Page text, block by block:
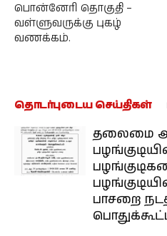
பொன்னேரி தொகுதி –
வள்ளுவருக்கு புகழ்
வணக்கம்.
தொடர்புடைய செய்திகள்
தலைமை
பாசறை